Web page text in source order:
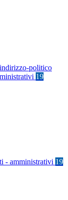
politico
19
- amministrativi 19